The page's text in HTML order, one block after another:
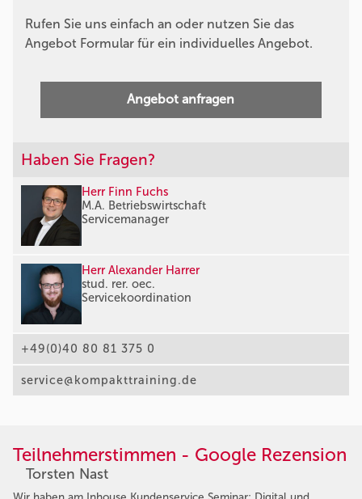
Rufen Sie uns einfach an oder nutzen Sie das
Angebot Formular für ein individuelles Angebot.
Angebot anfragen
Haben Sie Fragen?
Herr Finn Fuchs
M.A. Betriebswirtschaft
Servicemanager
Herr Alexander Harrer
stud. rer. oec.
Servicekoordination
+49(0)40 80 81 375 0
service@kompakttraining.de
Teilnehmerstimmen - Google Rezension
Torsten Nast